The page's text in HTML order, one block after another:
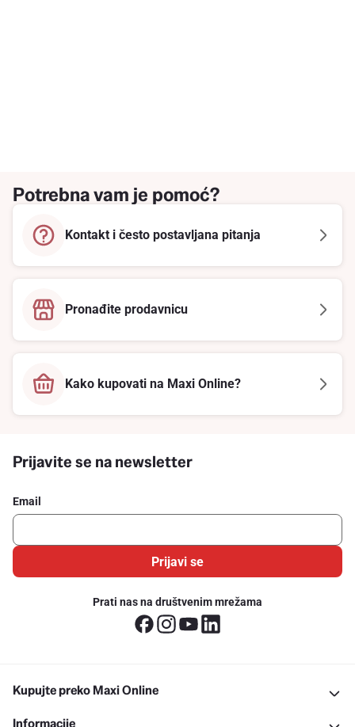
Potrebna vam je pomoć?
Kontakt i često postavljana pitanja
Pronađite prodavnicu
Kako kupovati na Maxi Online?
Prijavite se na newsletter
Email
Prijavi se
Prati nas na društvenim mrežama
Kupujte preko Maxi Online